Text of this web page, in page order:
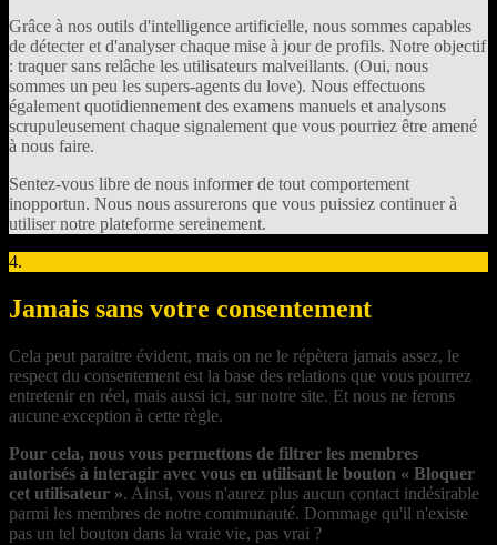
Grâce à nos outils d'intelligence artificielle, nous sommes capables
de détecter et d'analyser chaque mise à jour de profils. Notre objectif
: traquer sans relâche les utilisateurs malveillants. (Oui, nous
sommes un peu les supers-agents du love). Nous effectuons
également quotidiennement des examens manuels et analysons
scrupuleusement chaque signalement que vous pourriez être amené
à nous faire.
Sentez-vous libre de nous informer de tout comportement
inopportun. Nous nous assurerons que vous puissiez continuer à
utiliser notre plateforme sereinement.
4.
Jamais sans votre consentement
Cela peut paraitre évident, mais on ne le répètera jamais assez, le
respect du consentement est la base des relations que vous pourrez
entretenir en réel, mais aussi ici, sur notre site. Et nous ne ferons
aucune exception à cette règle.
Pour cela, nous vous permettons de filtrer les membres
autorisés à interagir avec vous en utilisant le bouton « Bloquer
cet utilisateur ». Ainsi, vous n'aurez plus aucun contact indésirable
parmi les membres de notre communauté. Dommage qu'il n'existe
pas un tel bouton dans la vraie vie, pas vrai ?